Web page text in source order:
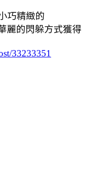
巧精緻的
麗的閃躲方式獲得
33233351